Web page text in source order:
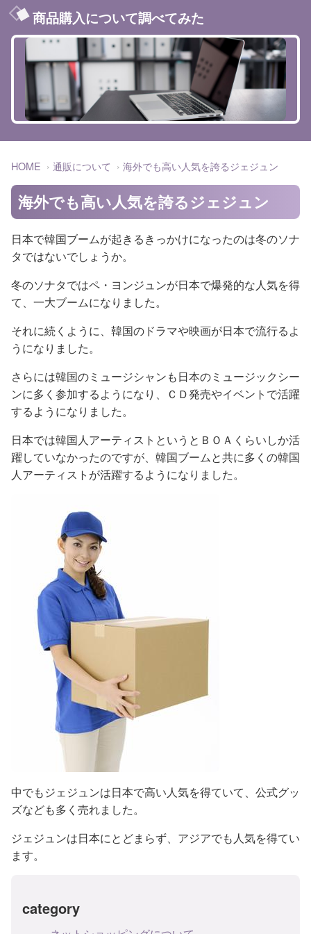
商品購入について調べてみた
HOME 通販について 海外でも高い人気を誇るジェジュン
海外でも高い人気を誇るジェジュン
日本で韓国ブームが起きるきっかけになったのは冬のソナ
タではないでしょうか。
冬のソナタではペ・ヨンジュンが日本で爆発的な人気を得
て、一大ブームになりました。
それに続くように、韓国のドラマや映画が日本で流行るよ
うになりました。
さらには韓国のミュージシャンも日本のミュージックシー
ンに多く参加するようになり、ＣＤ発売やイベントで活躍
するようになりました。
日本では韓国人アーティストというとＢＯＡくらいしか活
躍していなかったのですが、韓国ブームと共に多くの韓国
人アーティストが活躍するようになりました。
中でもジェジュンは日本で高い人気を得ていて、公式グッ
ズなども多く売れました。
ジェジュンは日本にとどまらず、アジアでも人気を得てい
ます。
category